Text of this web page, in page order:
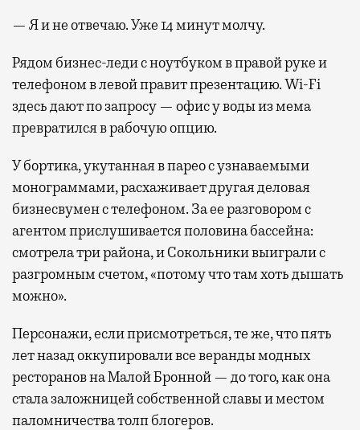
— Я и не отвечаю. Уже 14 минут молчу.
Рядом бизнес-леди с ноутбуком в правой руке и
телефоном в левой правит презентацию. Wi-Fi
здесь дают по запросу — офис у воды из мема
превратился в рабочую опцию.
У бортика, укутанная в парео с узнаваемыми
монограммами, расхаживает другая деловая
бизнесвумен с телефоном. За ее разговором с
агентом прислушивается половина бассейна:
смотрела три района, и Сокольники выиграли с
разгромным счетом, «потому что там хоть дышать
можно».
Персонажи, если присмотреться, те же, что пять
лет назад оккупировали все веранды модных
ресторанов на Малой Бронной — до того, как она
стала заложницей собственной славы и местом
паломничества толп блогеров.